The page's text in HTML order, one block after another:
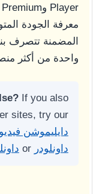
واحدة من أكثر
If you also
sites, try our
دايليموشن فيديو
داونلودر or